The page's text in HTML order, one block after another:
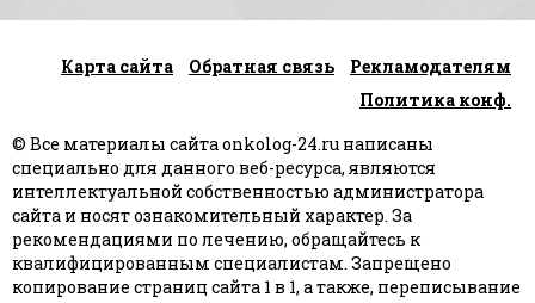
Рак языка
Рак яичников
Плоскоклеточный рак
Карта сайта Обратная связь
Рекламодателям
Политика конф.
© Все материалы сайта onkolog-24.ru написаны
специально для данного веб-ресурса, являются
интеллектуальной собственностью администратора
сайта и носят ознакомительный характер. За
рекомендациями по лечению, обращайтесь к
квалифицированным специалистам. Запрещено
копирование страниц сайта 1 в 1, а также, переписывание